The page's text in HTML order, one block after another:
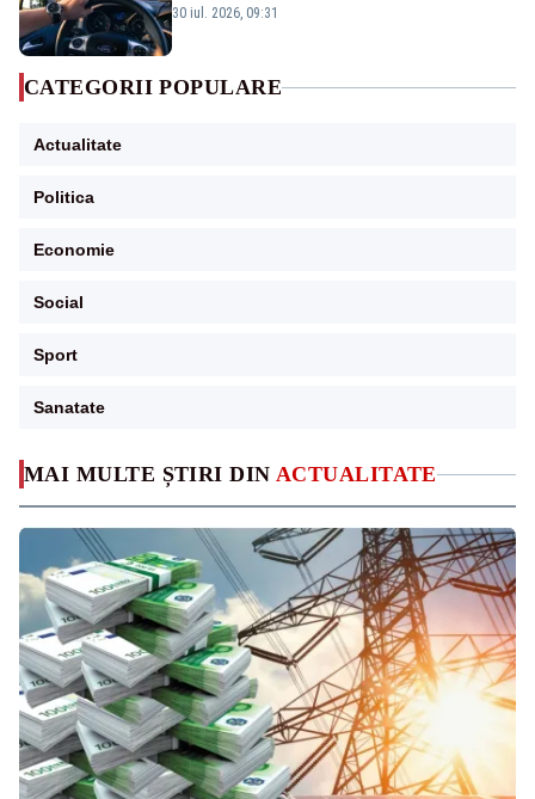
MAI MULTE ȘTIRI DIN ACTUALITATE
propune schimbări majore
30 iul. 2026, 09:31
CATEGORII POPULARE
Actualitate
Politica
Economie
Social
Sport
Sanatate